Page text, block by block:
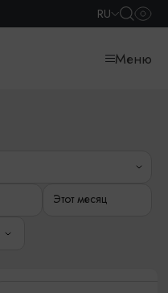
RU
Меню
Этот месяц